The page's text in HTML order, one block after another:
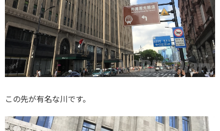
この先が有名な川です。